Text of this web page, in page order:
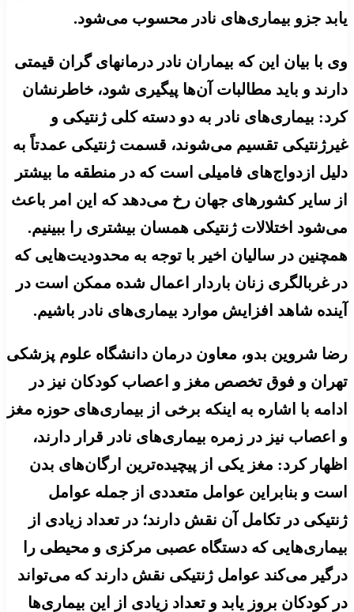
یابد جزو بیماری‌های نادر محسوب می‌شود.
وی با بیان این که بیماران نادر درمانهای گران قیمتی
دارند و باید مطالبات آن‌ها پیگیری شود، خاطرنشان
کرد: بیماری‌های نادر به دو دسته کلی ژنتیکی و
غیرژنتیکی تقسیم می‌شوند، قسمت ژنتیکی عمدتاً به
دلیل ازدواج‌های فامیلی است که در منطقه ما بیشتر
از سایر کشورهای جهان رخ می‌دهد که این امر باعث
می‌شود اختلالات ژنتیکی همسان بیشتری را ببینیم.
همچنین در سالیان اخیر با توجه به محدودیت‌هایی که
در غربالگری زنان باردار اعمال شده ممکن است در
آینده شاهد افزایش موارد بیماری‌های نادر باشیم.
رضا شروین بدو، معاون درمان دانشگاه علوم پزشکی
تهران و فوق تخصص مغز و اعصاب کودکان نیز در
ادامه با اشاره به اینکه برخی از بیماری‌های حوزه مغز
و اعصاب نیز در زمره بیماری‌های نادر قرار دارند،
اظهار کرد: مغز یکی از پیچیده‌ترین ارگان‌های بدن
است و بنابراین عوامل متعددی از جمله عوامل
ژنتیکی در تکامل آن نقش دارند؛ در تعداد زیادی از
بیماری‌هایی که دستگاه عصبی مرکزی و محیطی را
درگیر می‌کند عوامل ژنتیکی نقش دارند که می‌تواند
در کودکان بروز یابد و تعداد زیادی از این بیماری‌ها